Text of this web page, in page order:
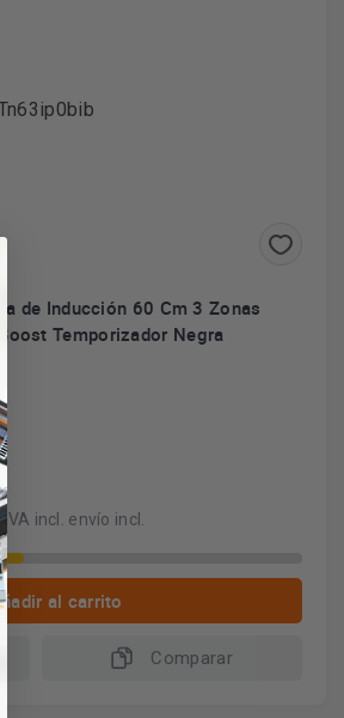
de Inducción 60 Cm 3 Zonas
Temporizador Negra
IVA incl. envío incl.
al carrito
Comparar